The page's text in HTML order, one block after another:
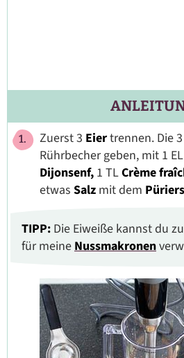
Zuerst 3 Eiertrennen. Die 3
Rührbecher geben, mit 1 EL
Dijonsenf, 1 TLCrème
etwas Salz mit dem
TIPP: Die Eiweiße kannst du
für meineNussmakronen